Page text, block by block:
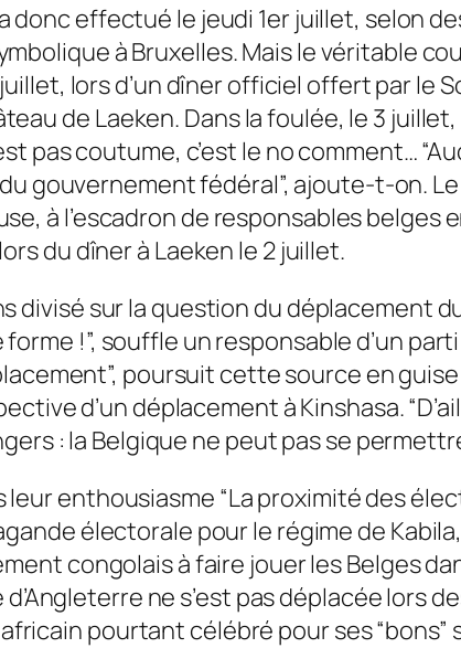
effectué le jeudi 1er juillet, selon
à Bruxelles. Mais le véritable
lors d’un dîner officiel offert par le
de Laeken. Dans la foulée, le 3
pas coutume, c’est le no comment…
gouvernement fédéral”, ajoute-t-on.
à l’escadron de responsables belges
du dîner à Laeken le 2 juillet.
sur la question du déplacement
!”, souffle un responsable d’un
poursuit cette source en
d’un déplacement à Kinshasa.
: la Belgique ne peut pas se
enthousiasme “La proximité des
électorale pour le régime de
congolais à faire jouer les Belges
ne s’est pas déplacée lors
pourtant célébré pour ses